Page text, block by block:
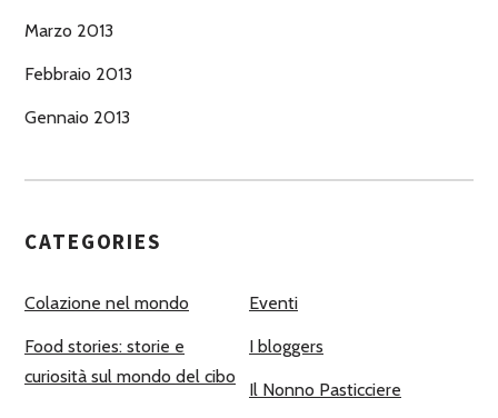
Marzo 2013
Febbraio 2013
Gennaio 2013
CATEGORIES
Colazione nel mondo Eventi
Food stories: storie e
curiosità sul mondo del cibo
I bloggers
Il Nonno Pasticciere